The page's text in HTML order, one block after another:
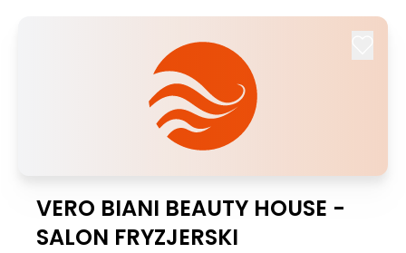
VERO BIANI BEAUTY HOUSE -
SALON FRYZJERSKI